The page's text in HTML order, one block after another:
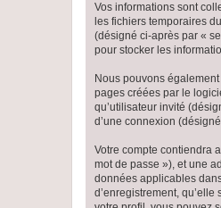
Vos informations sont
les fichiers temporaires
(désigné ci-après par «
pour stocker les
Nous pouvons
pages créées par le
qu’utilisateur invité
d’une connexion
Votre compte contiendra
mot de passe »), et une
données applicables
d’enregistrement,